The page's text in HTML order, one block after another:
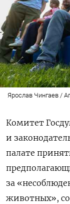
Ярослав Чингаев /
Комитет
и
палате
за
животных»,